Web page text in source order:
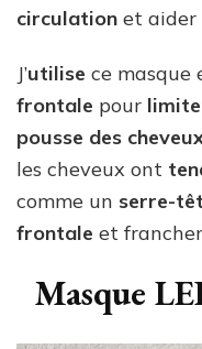
circulation et aider
J’utilise ce masque
frontale pour
pousse des
les cheveux ont
comme un serre-
frontale et
Masque